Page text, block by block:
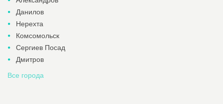
Данилов
Нерехта
Комсомольск
Сергиев Посад
Дмитров
Все города